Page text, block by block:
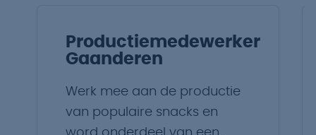
Productiemedewerker
Gaanderen
Werk mee aan de productie
van populaire snacks en